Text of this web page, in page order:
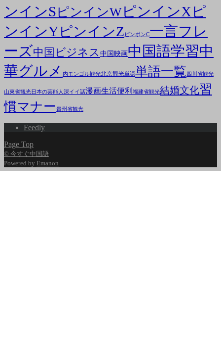
ンインSピンインWピンインXピ
ンインYピンインZ ピンポンC一言フレ
ーズ中国ビジネス 中国映画中国語学習中
華グルメ
内モンゴル観光北京観光単語単語一覧 四川省観光
山東省観光日本の芸能人 深イイ話漫画生活便利 福建省観光結婚文化習
慣マナー貴州省観光
Feedly
Page Top
© 今すぐ中国語
Powered by Emanon